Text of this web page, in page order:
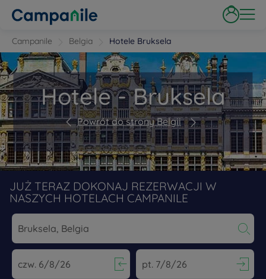
Campanile Belgia Hotele Bruksela
Hotele - Bruksela
Powrót do strony Belgii
JUŻ TERAZ DOKONAJ REZERWACJI W
NASZYCH HOTELACH CAMPANILE